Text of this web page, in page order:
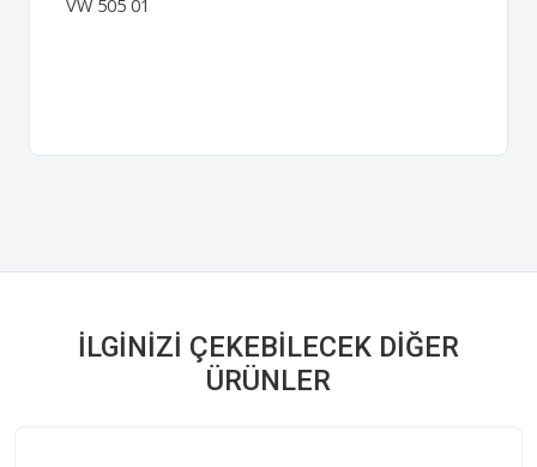
VW 505 01
İLGINIZI ÇEKEBILECEK DIĞER
ÜRÜNLER